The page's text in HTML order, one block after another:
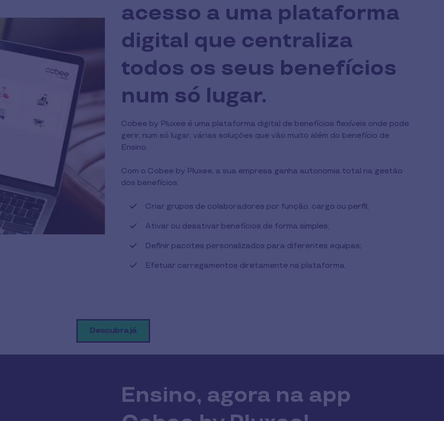
acesso a uma plataforma
digital que centraliza
todos os seus benefícios
num só lugar.
Cobee by Pluxee é uma plataforma digital de benefícios flexíveis onde pode
gerir, num só lugar, várias soluções que vão muito além do benefício de
Ensino.
Com o Cobee by Pluxee, a sua empresa ganha autonomia total na gestão
dos benefícios:
Criar grupos de colaboradores por função, cargo ou perfil;
Ativar ou desativar benefícios de forma simples;
Definir pacotes personalizados para diferentes equipas;
Efetuar carregamentos diretamente na plataforma.
Descubra já
Ensino, agora na app